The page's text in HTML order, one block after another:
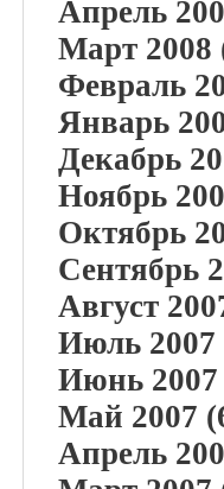
Апрель
Март 2008
Февраль
Январь
Декабрь
Ноябрь
Октябрь
Сентябрь
Август
Июль 2007
Июнь 2007
Май 2007
Апрель